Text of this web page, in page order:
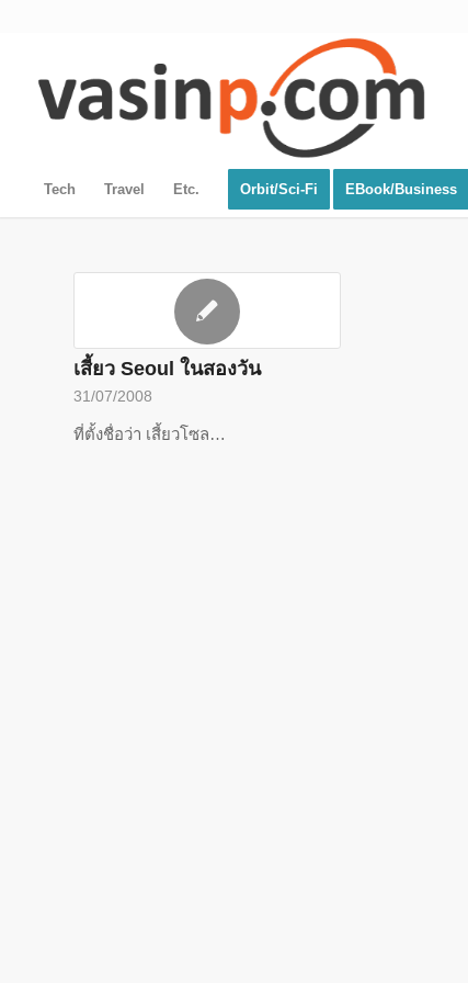
Tech Travel Etc. Orbit/Sci-Fi EBook/Business
เสี้ยว Seoul ในสองวัน
31/07/2008
ที่ตั้งชื่อว่า เสี้ยวโซล…